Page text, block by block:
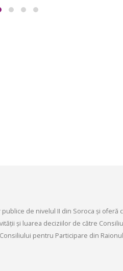
proiectele de decizie